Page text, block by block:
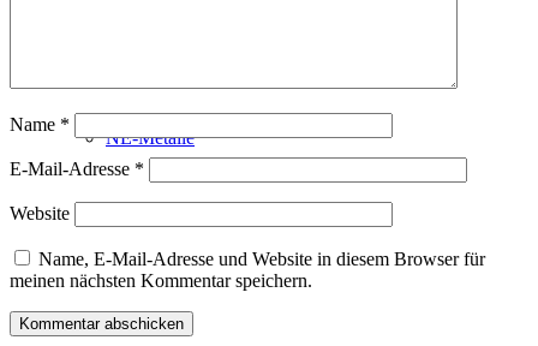
NE-Metalle
Name *
E-Mail-Adresse *
Website
Name, E-Mail-Adresse und Website in diesem Browser für
meinen nächsten Kommentar speichern.